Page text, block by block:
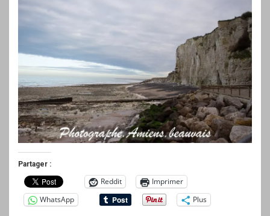
Partager :
Reddit
Imprimer
WhatsApp
Plus